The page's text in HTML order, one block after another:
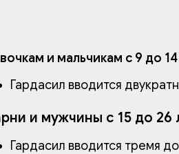
и мальчикам с 9 до
Гардасил вводится
и мужчины с 15 до 26
Гардасил вводится тремя